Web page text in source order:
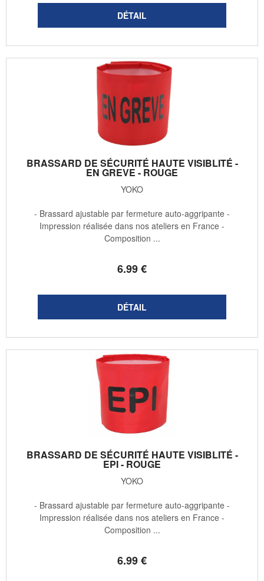
BRASSARD DE SÉCURITÉ HAUTE VISIBLITÉ -
EN GREVE - ROUGE
YOKO
6.99€
- Brassard ajustable par fermeture auto-aggripante -
Impression réalisée dans nos ateliers en France -
Composition ...
BRASSARD DE SÉCURITÉ HAUTE VISIBLITÉ -
EPI - ROUGE
YOKO
6.99€
- Brassard ajustable par fermeture auto-aggripante -
Impression réalisée dans nos ateliers en France -
Composition ...